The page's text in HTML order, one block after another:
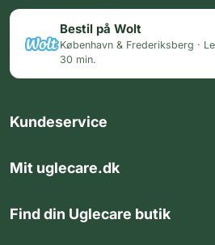
Bestil på Wolt
København & Frederiksberg ·
30 min.
Kundeservice
Mit uglecare.dk
Find din Uglecare butik